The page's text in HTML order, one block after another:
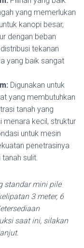
yang memerlukan
kanopi besar,
dengan beban
tekanan
yang baik sangat
Digunakan untuk
yang membutuhkan
tanah yang
menara kecil, struktur
untuk mesin
penetrasinya
sulit.
standar mini pile
3 meter, 6
saat ini, silakan